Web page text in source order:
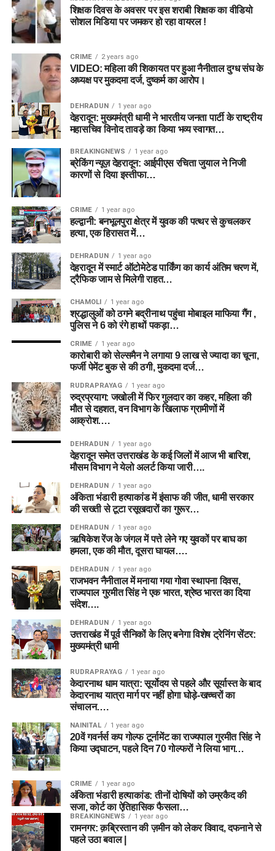
शिक्षक दिवस के अवसर पर इस शराबी शिक्षक का वीडियो
सोशल मिडिया पर जमकर हो रहा वायरल !
CRIME 2 years ago
VIDEO: महिला की शिकायत पर हुआ नैनीताल दुग्ध संघ के
अध्यक्ष पर मुकदमा दर्ज, दुष्कर्म का आरोप।
DEHRADUN 1 year ago
देहरादून: मुख्यमंत्री धामी ने भारतीय जनता पार्टी के राष्ट्रीय
महासचिव विनोद तावड़े का किया भव्य स्वागत…
BREAKINGNEWS 1 year ago
ब्रेकिंग न्यूज़ देहरादून: आईपीएस रचिता जुयाल ने निजी
कारणों से दिया इस्तीफा…
CRIME 1 year ago
हल्द्वानी: बनभूलपुरा क्षेत्र में युवक की पत्थर से कुचलकर
हत्या, एक हिरासत में…
DEHRADUN 1 year ago
देहरादून में स्मार्ट ऑटोमेटेड पार्किंग का कार्य अंतिम चरण में,
ट्रैफिक जाम से मिलेगी राहत…
CHAMOLI 1 year ago
श्रद्धालुओं को ठगने बद्रीनाथ पहुंचा मोबाइल माफिया गैंग ,
पुलिस ने 6 को रंगे हाथों पकड़ा…
CRIME 1 year ago
कारोबारी को सेल्समैन ने लगाया 9 लाख से ज्यादा का चूना,
फर्जी पेमेंट बुक से की ठगी, मुकदमा दर्ज…
RUDRAPRAYAG 1 year ago
रुद्रप्रयाग: जखोली में फिर गुलदार का कहर, महिला की
मौत से दहशत, वन विभाग के खिलाफ ग्रामीणों में
आक्रोश….
DEHRADUN 1 year ago
देहरादून समेत उत्तराखंड के कई जिलों में आज भी बारिश,
मौसम विभाग ने येलो अलर्ट किया जारी….
DEHRADUN 1 year ago
अंकिता भंडारी हत्याकांड में इंसाफ की जीत, धामी सरकार
की सख्ती से टूटा रसूखदारों का गुरूर…
DEHRADUN 1 year ago
ऋषिकेश रेंज के जंगल में पत्ते लेने गए युवकों पर बाघ का
हमला, एक की मौत, दूसरा घायल….
DEHRADUN 1 year ago
राजभवन नैनीताल में मनाया गया गोवा स्थापना दिवस,
राज्यपाल गुरमीत सिंह ने एक भारत, श्रेष्ठ भारत का दिया
संदेश….
DEHRADUN 1 year ago
उत्तराखंड में पूर्व सैनिकों के लिए बनेगा विशेष ट्रेनिंग सेंटर:
मुख्यमंत्री धामी
RUDRAPRAYAG 1 year ago
केदारनाथ धाम यात्रा: सूर्योदय से पहले और सूर्यास्त के बाद
केदारनाथ यात्रा मार्ग पर नहीं होगा घोड़े-खच्चरों का
संचालन….
NAINITAL 1 year ago
20वें गवर्नर्स कप गोल्फ टूर्नामेंट का राज्यपाल गुरमीत सिंह ने
किया उद्घाटन, पहले दिन 70 गोल्फरों ने लिया भाग…
CRIME 1 year ago
अंकिता भंडारी हत्याकांड: तीनों दोषियों को उम्रकैद की
सजा, कोर्ट का ऐतिहासिक फैसला…
BREAKINGNEWS 1 year ago
रामनगर: क़ब्रिस्तान की ज़मीन को लेकर विवाद, दफनाने से
पहले उठा बवाल |